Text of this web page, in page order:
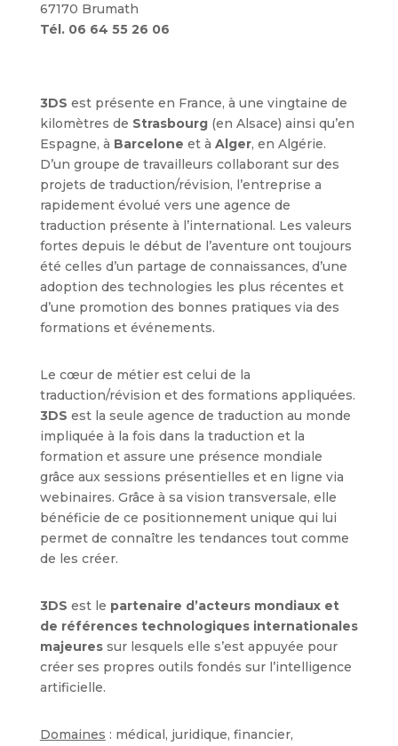
67170 Brumath
Tél. 06 64 55 26 06
3DS est présente en France, à une vingtaine de
kilomètres de Strasbourg (en Alsace) ainsi qu’en
Espagne, à Barcelone et à Alger, en Algérie.
D’un groupe de travailleurs collaborant sur des
projets de traduction/révision, l’entreprise a
rapidement évolué vers une agence de
traduction présente à l’international. Les valeurs
fortes depuis le début de l’aventure ont toujours
été celles d’un partage de connaissances, d’une
adoption des technologies les plus récentes et
d’une promotion des bonnes pratiques via des
formations et événements.
Le cœur de métier est celui de la
traduction/révision et des formations appliquées.
3DS est la seule agence de traduction au monde
impliquée à la fois dans la traduction et la
formation et assure une présence mondiale
grâce aux sessions présentielles et en ligne via
webinaires. Grâce à sa vision transversale, elle
bénéficie de ce positionnement unique qui lui
permet de connaître les tendances tout comme
de les créer.
3DS est le partenaire d’acteurs mondiaux et
de références technologiques internationales
majeuressur lesquels elle s’est appuyée pour
créer ses propres outils fondés sur l’intelligence
artificielle.
Domaines : médical, juridique, financier,